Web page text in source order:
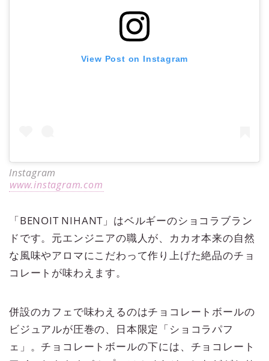
View Post on Instagram
Instagram
www.instagram.com
「BENOIT NIHANT」はベルギーのショコラブラン
ドです。元エンジニアの職人が、カカオ本来の自然
な風味やアロマにこだわって作り上げた絶品のチョ
コレートが味わえます。
併設のカフェで味わえるのはチョコレートボールの
ビジュアルが圧巻の、日本限定「ショコラパフ
ェ」。チョコレートボールの下には、チョコレート